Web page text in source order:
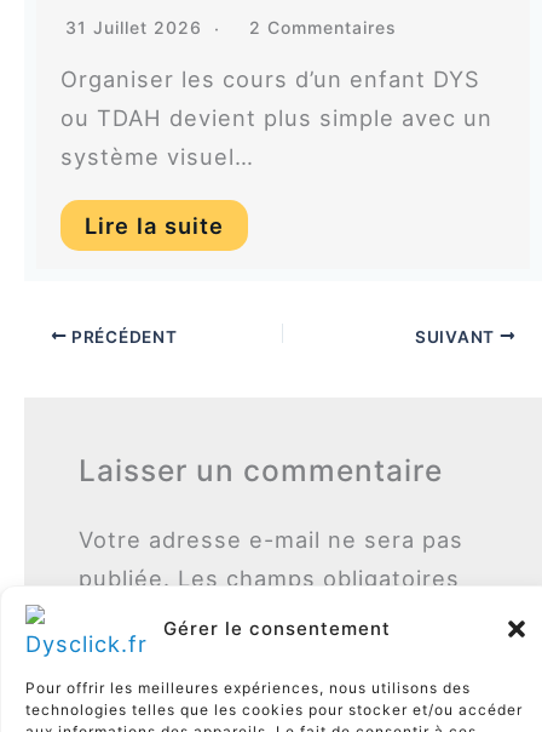
Gérer le consentement
Pour offrir les meilleures expériences, nous utilisons des
technologies telles que les cookies pour stocker et/ou accéder
31 Juillet 2026 2 Commentaires
Organiser les cours d’un enfant DYS
ou TDAH devient plus simple avec un
système visuel…
Lire la suite
PRÉCÉDENT SUIVANT
Laisser un commentaire
Votre adresse e-mail ne sera pas
publiée. Les champs obligatoires
sont indiqués avec
Écrivez
ici…